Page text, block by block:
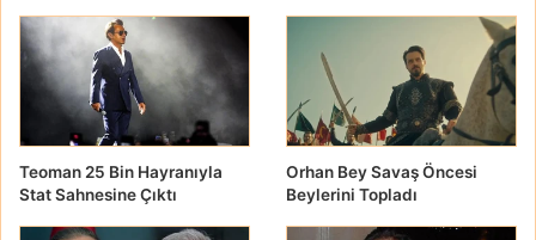
Teoman 25 Bin Hayranıyla
Stat Sahnesine Çıktı
Orhan Bey Savaş Öncesi
Beylerini Topladı